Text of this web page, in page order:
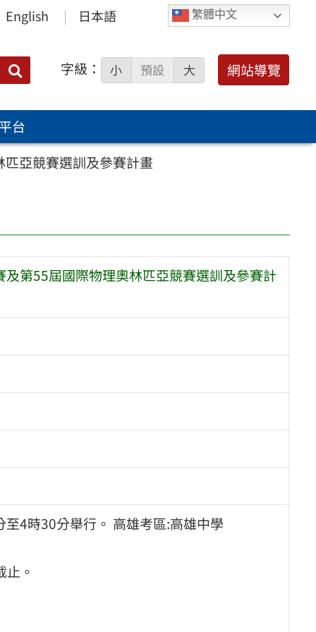
繁體中文
English 日本語
搜
尋：
字級： 小 預設 大 網站導覽
台
亞競賽選訓及參賽計畫
第55屆國際物理奧林匹亞競賽選訓及參賽計
4時30分舉行。 高雄考區:高雄中學
。